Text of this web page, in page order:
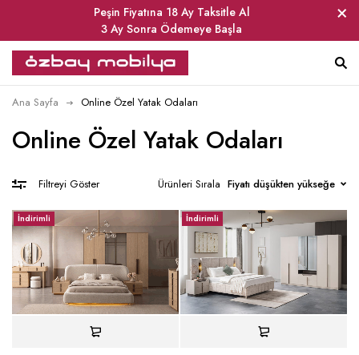
Peşin Fiyatına 18 Ay Taksitle Al
3 Ay Sonra Ödemeye Başla
Online Özel Yatak Odaları
Ana Sayfa Online Özel Yatak Odaları
Filtreyi Göster Ürünleri Sırala Fiyatı düşükten yükseğe
İndirimli İndirimli